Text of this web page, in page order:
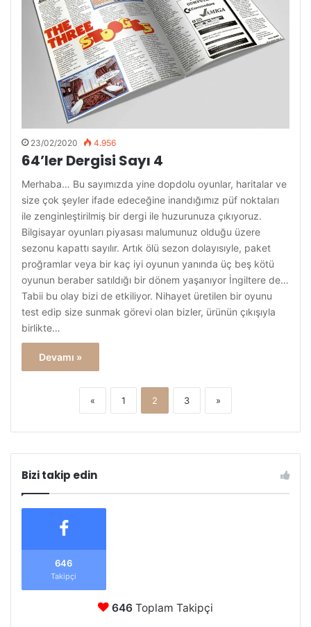
23/02/2020 4.956
64’ler Dergisi Sayı 4
Merhaba… Bu sayımızda yine dopdolu oyunlar, haritalar ve
size çok şeyler ifade edeceğine inandığımız püf noktaları
ile zenginleştirilmiş bir dergi ile huzurunuza çıkıyoruz.
Bilgisayar oyunları piyasası malumunuz olduğu üzere
sezonu kapattı sayılır. Artık ölü sezon dolayısıyle, paket
proğramlar veya bir kaç iyi oyunun yanında üç beş kötü
oyunun beraber satıldığı bir dönem yaşanıyor İngiltere de…
Tabii bu olay bizi de etkiliyor. Nihayet üretilen bir oyunu
test edip size sunmak görevi olan bizler, ürünün çıkışıyla
birlikte…
Devamı »
« 1 2 3 »
Bizi takip edin
646
Takipçi
646 Toplam Takipçi